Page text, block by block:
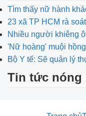
Tìm thấy nữ hành
23 xã TP HCM rà
Nhiều người khiêng
'Nữ hoàng' muội
Bộ Y tế: Sẽ quản lý
Tin tức nóng